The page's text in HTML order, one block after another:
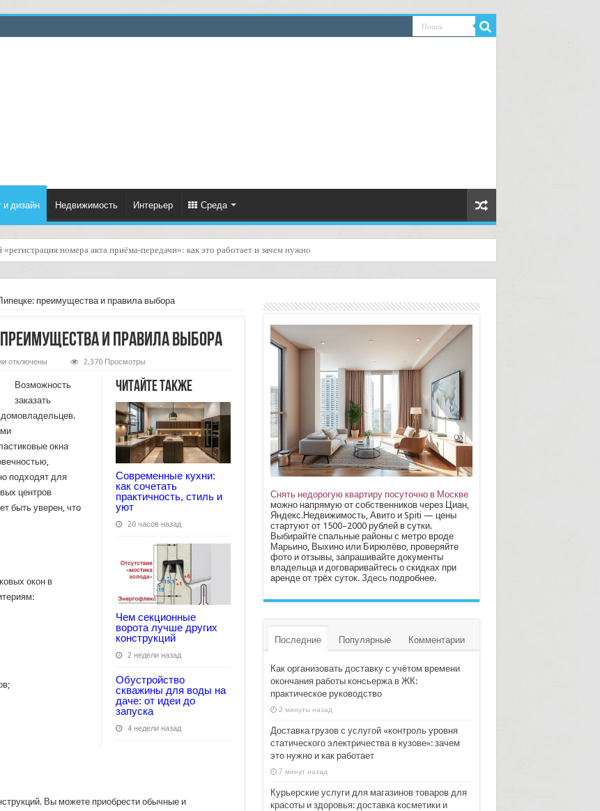
и дизайн Недвижимость Интерьер Среда
товаров для спорта и фитнеса: доставка тренажёров и экипировки
преимущества и правила выбора
и правила выбора
к
Пластиковые
окна
Липецке:
преимущества
правила
выбора
отключены 2,370 Просмотры
Читайте также
Современные кухни:
как сочетать
практичность, стиль и
уют
20 часов назад
Чем секционные
ворота лучше других
конструкций
2 недели назад
Обустройство
скважины для воды на
даче: от идеи до
запуска
4 недели назад
Возможность
заказать
окна
подходят для
центров
быть уверен, что
окон в
Вы можете приобрести обычные и
Снять недорогую квартиру посуточно в Москве
можно напрямую от собственников через Циан,
Яндекс.Недвижимость, Авито и Spiti — цены
стартуют от 1500–2000 рублей в сутки.
Выбирайте спальные районы с метро вроде
Марьино, Выхино или Бирюлёво, проверяйте
фото и отзывы, запрашивайте документы
владельца и договаривайтесь о скидках при
аренде от трёх суток. Здесьподробнее.
Последние Популярные Комментарии
Как организовать доставку с учётом времени
окончания работы консьержа в ЖК:
практическое руководство
2 минуты назад
Доставка грузов с услугой «контроль уровня
статического электричества в кузове»: зачем
это нужно и как работает
7 минут назад
Курьерские услуги для магазинов товаров для
красоты и здоровья: доставка косметики и